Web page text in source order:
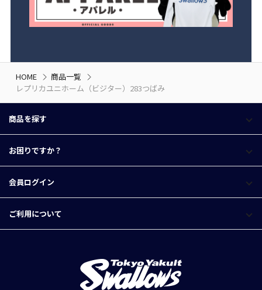
HOME
商品一覧
レプリカユニホーム（ビジター）283つばみ
商品を探す
お困りですか？
会員ログイン
ご利用について